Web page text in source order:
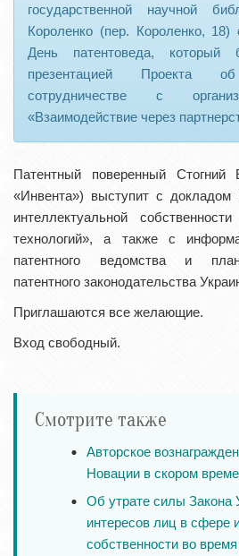
государственной научной
Короленко (пер. Короленко, 18)
День патентоведа,
презентацией Проекта
сотрудничестве с
«Взаимодействие через
Патентный поверенный
«Инвента») выступит с
интеллектуальной
технологий», а также с
патентного ведомства и
патентного законодательства
Приглашаются все желающие.
Вход свободный.
Смотрите также
Авторское
Новации в скором
Об утрате силы Закона
интересов лиц в сфере
собственности во